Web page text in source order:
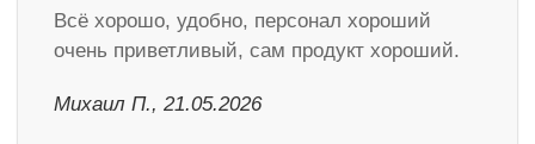
Всё хорошо, удобно, персонал хороший
очень приветливый, сам продукт хороший.
Михаил П., 21.05.2026